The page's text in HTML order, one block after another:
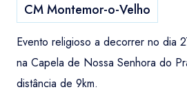
CM Montemor-o-Velho
Evento religioso a decorrer no dia
na Capela de Nossa Senhora do
distância de 9km.